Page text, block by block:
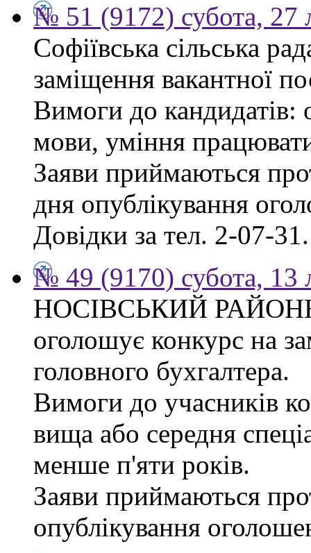
№ 51 (9172) субота, 27
Софіївська сільська
заміщення вакантної
Вимоги до кандидатів:
мови, уміння
Заяви приймаються
дня опублікування
Довідки за тел. 2-07-31.
№ 49 (9170) субота, 13
НОСІВСЬКИЙ
оголошує конкурс на
головного бухгалтера.
Вимоги до учасників
вища або середня
менше п'яти років.
Заяви приймаються
опублікування